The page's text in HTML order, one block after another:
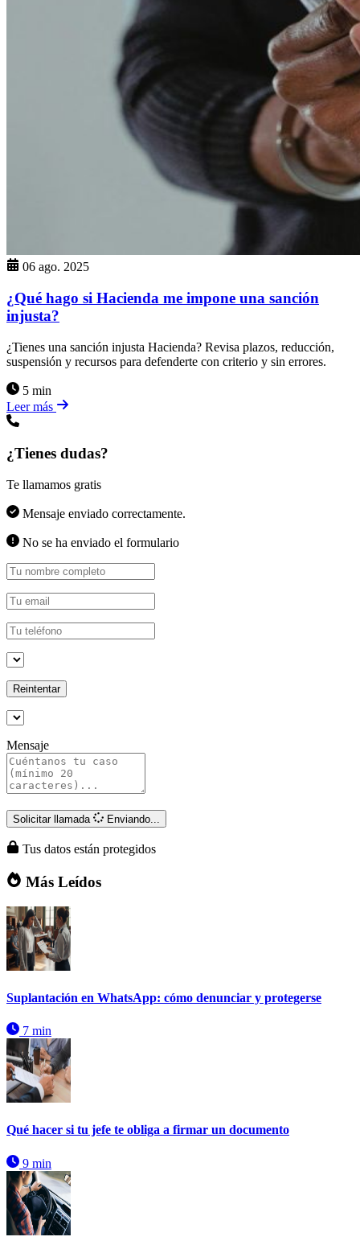
06 ago. 2025
¿Qué hago si Hacienda me impone una sanción
injusta?
¿Tienes una sanción injusta Hacienda? Revisa plazos, reducción,
suspensión y recursos para defenderte con criterio y sin errores.
5 min
Leer más
¿Tienes dudas?
Te llamamos gratis
Mensaje enviado correctamente.
No se ha enviado el formulario
Reintentar
Mensaje
Solicitar llamada Enviando...
Tus datos están protegidos
Más Leídos
Suplantación en WhatsApp: cómo denunciar y protegerse
7 min
Qué hacer si tu jefe te obliga a firmar un documento
9 min